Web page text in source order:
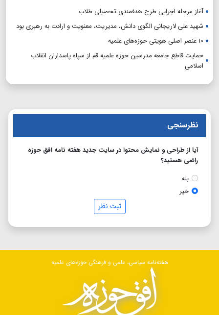
آغاز مرحله اجرایی طرح هدفمندی تحصیلی طلاب
شهید علی لاریجانی الگوی دانش، مدیریت، معنویت و ارادت به رهبری بود
۱۰ عنصر اصلی هویتی حوزه‌های علمیه
حمایت قاطع جامعه مدرسین حوزه علمیه قم از سپاه پاسداران انقلاب
اسلامی
نظرسنجی
آیا از طراحی و نمایش محتوا در سایت جدید هفته نامه افق حوزه
راضی هستید؟
بله
خیر
ثبت نظر
هفته‌نامه سیاسی، علمی و فرهنگی حوزه‌های علمیه